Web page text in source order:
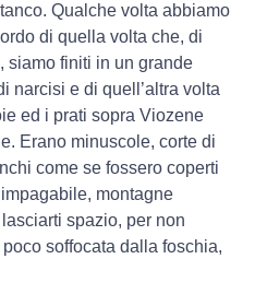
Qualche volta abbiamo
di quella volta che, di
siamo finiti in un grande
narcisi e di quell’altra volta
ed i prati sopra Viozene
Erano minuscole, corte di
come se fossero coperti
montagne
spazio, per non
soffocata dalla foschia,